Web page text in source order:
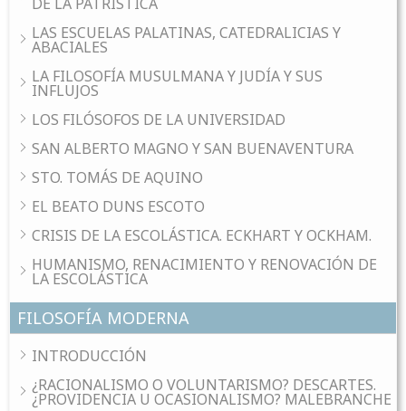
LAS ESCUELAS PALATINAS, CATEDRALICIAS Y
ABACIALES
LA FILOSOFÍA MUSULMANA Y JUDÍA Y SUS
INFLUJOS
LOS FILÓSOFOS DE LA UNIVERSIDAD
SAN ALBERTO MAGNO Y SAN BUENAVENTURA
STO. TOMÁS DE AQUINO
EL BEATO DUNS ESCOTO
CRISIS DE LA ESCOLÁSTICA. ECKHART Y OCKHAM.
HUMANISMO, RENACIMIENTO Y RENOVACIÓN DE
LA ESCOLÁSTICA
FILOSOFÍA MODERNA
INTRODUCCIÓN
¿RACIONALISMO O VOLUNTARISMO? DESCARTES.
¿PROVIDENCIA U OCASIONALISMO? MALEBRANCHE